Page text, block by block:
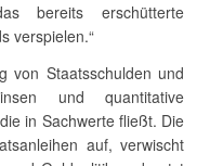
bereits erschütterte
verspielen.“
von Staatsschulden und
und quantitative
in Sachwerte fließt. Die
auf, verwischt